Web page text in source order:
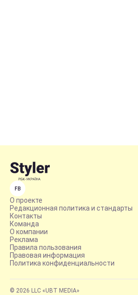
FB
О проекте
Редакционная политика и стандарты
Контакты
Команда
О компании
Реклама
Правила пользования
Правовая информация
Политика конфиденциальности
© 2026 LLC «UBT MEDIA»